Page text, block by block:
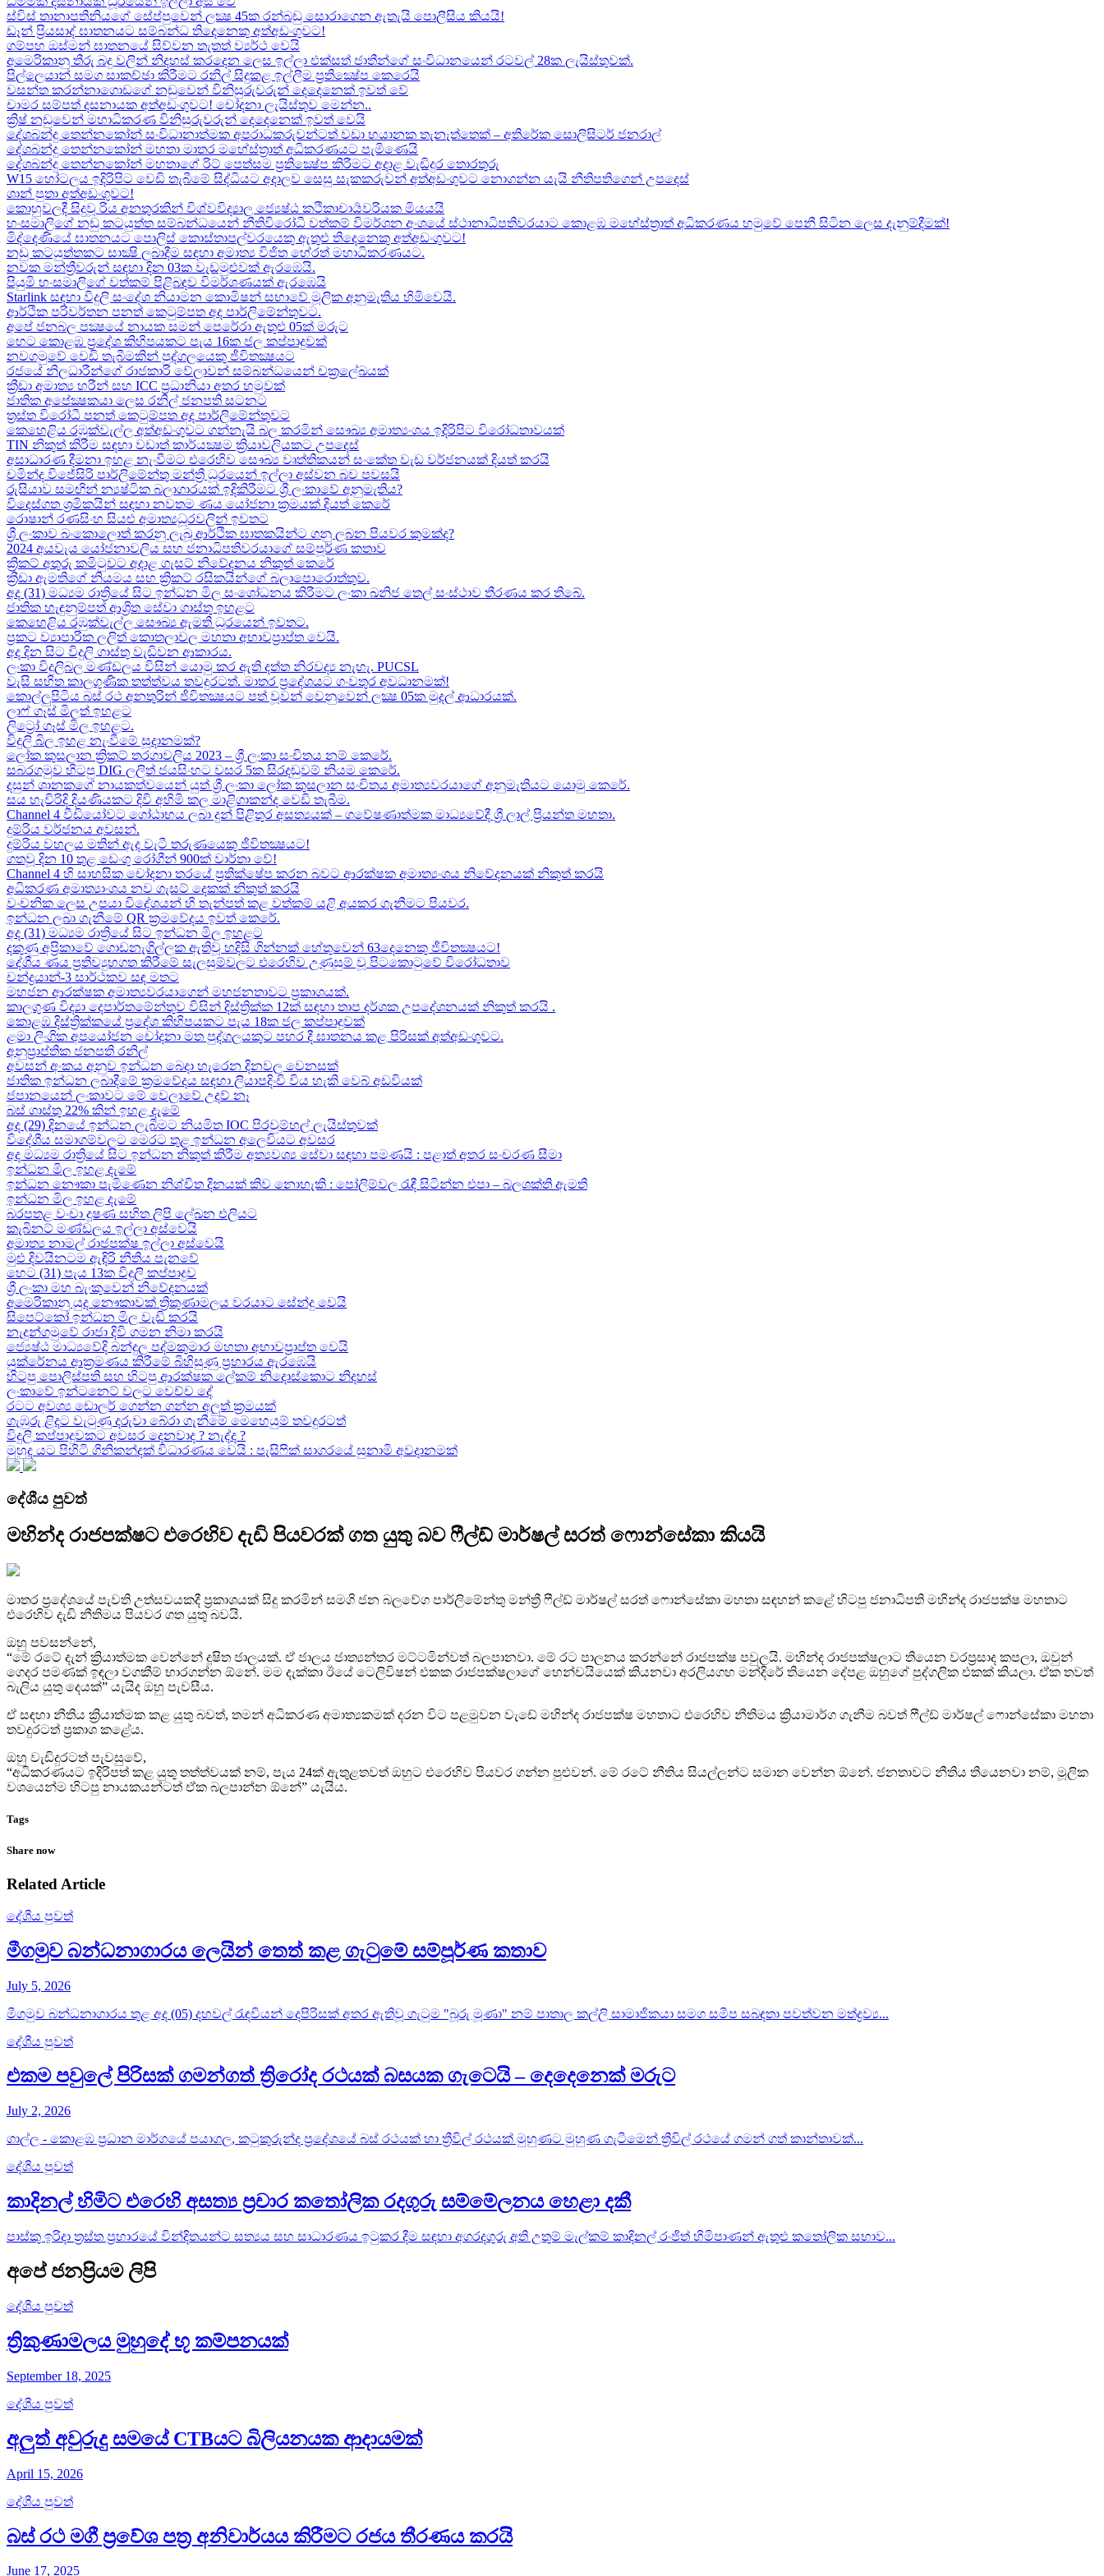
ස්විස් තානාපතිනියගේ සේප්පුවෙන් ලක්‍ෂ 45ක රන්බඩු සොරාගෙන ඇතැයි පොලීසිය කියයි!
ඩෑන් ප්‍රියසාද් ඝාතනයට සම්බන්ධ තිදෙනෙකු අත්අඩංගුවට​!
ගම්පහ ඔස්මන් ඝාතනයේ සිව්වන තැතත් ව්‍යර්ථ වෙයි
අමෙරිකානු තීරු බදු වලින් නිදහස් කරදෙන ලෙස ඉල්ලා එක්සත් ජාතීන්ගේ සංවිධානයෙන් රටවල් 28ක ලැයිස්තුවක්.
පිල්ලෙයාන් සමග සාකච්ඡා කිරීමට රනිල් සිදුකළ ඉල්ලීම ප්‍රතික්‍ෂේප කෙරෙයි
වසන්ත කරන්නාගොඩගේ නඩුවෙන් විනිසුරුවරුන් දෙදෙනෙක් ඉවත් වේ
චාමර සම්පත් දසනායක අත්අඩංගුවට​! චෝදනා ලැයිස්තුව මෙන්න​..
ක්‍රිෂ් නඩුවෙන් මහාධිකරණ විනිසුරුවරුන් දෙදෙනෙක් ඉවත් වෙයි
දේශබන්දු තෙන්නකෝන් සංවිධානාත්මක අපරාධකරුවන්ටත් වඩා භයානක තැනැත්තෙක් – අතිරේක සොලිසිටර් ජනරාල්
දේශබන්දු තෙන්නකෝන් මහතා මාතර මහේස්ත්‍රාත් අධිකරණයට පැමිණෙයි
දේශබන්දු තෙන්නකෝන් මහතාගේ රිට් පෙත්සම ප්‍රතික්‍ෂේප කිරීමට අදාළ වැඩිදුර තොරතුරු
W15 හෝටලය ඉදිරිපිට වෙඩි තැබීමේ සිද්ධියට අදාලව​ සෙසු සැකකරුවන් අත්අඩංගුවට නොගන්න යැයි නීතිපතිගෙන් උපදෙස්
ශාන් පුතා අත්අඩංගුවට!
කොහුවලදී සිදුවූ රිය අනතුරකින් විශ්වවිද්‍යාල ජ්‍යෙෂ්ඨ කථිකාචාර්‍යවරියක මියයයි
හංසමාලිගේ නඩු කටයුත්ත සම්බන්ධයෙන් නීතිවිරෝධී වත්කම් විමර්ශන අංශයේ ස්ථානාධිපතිවරයාට කොළඹ මහේස්ත්‍රාත් අධිකරණය හමුවේ පෙනී සිටින ලෙස දැනුම්දීමක්!
මිද්දෙණියේ ඝාතනයට පොලිස් කොස්තාපල්වරයෙකු ඇතුළු තිදෙනෙකු අත්අඩංගුවට​!
නඩු කටයුත්තකට සාක්‍ෂි ලබාදීම සඳහා අමාත්‍ය විජිත හේරත් මහාධිකරණයට​.
නවක මන්ත්‍රීවරුන් සඳහා දින 03ක වැඩමුළුවක් ඇරඹෙයි.
පියුමි හංසමාලිගේ වත්කම් පිළිබඳව විමර්ශණයක් ඇරඹෙයි
Starlink සඳහා විදුලි සංදේශ නියාමන කොමිෂන් සභාවේ මූලික අනුමැතිය හිමිවෙයි.
ආර්ථික පරිවර්තන පනත් කෙටුම්පත අද පාර්ලිමේන්තුවට.
අපේ ජනබල පක්‍ෂයේ නායක සමන් පෙරේරා ඇතුළු 05ක් මරුට​
හෙට කොළඹ ප්‍රදේශ කිහිපයකට පැය 16ක ජල කප්පාදුවක්
නවගමුවේ වෙඩි තැබීමකින් පුද්ගලයෙකු ජීවිතක්‍ෂයට​
රජයේ නිලධාරීන්ගේ රාජකාරි වේලාවන් සම්බන්ධයෙන් චක්‍රලේඛයක්
ක්‍රීඩා අමාත්‍ය හරීන් සහ​ ICC ප්‍රධානියා අතර හමුවක්
ජාතික අපේක්‍ෂකයා ලෙස රනිල් ජනපති සටනට​
ත්‍රස්ත විරෝධී පනත් කෙටුම්පත අද පාර්ලිමේන්තුවට​
කෙහෙළිය රඹුක්වැල්ල අත්අඩංගුවට ගන්නැයි බල කරමින් සෞඛ්‍ය අමාත්‍යංශය ඉදිරිපිට විරෝධතාවයක්
TIN නිකුත් කිරීම සඳහා වඩාත් කාර්යක්‍ෂම ක්‍රියාවලියකට උපදෙස්
අසාධාරණ දීමනා ඉහළ නැංවීමට එරෙහිව සෞඛ්‍ය වෘත්තිකයන් සංකේත වැඩ වර්ජනයක් දියත් කරයි
චමින්ද විජේසිරි පාර්ලිමේන්තු මන්ත්‍රී ධූරයෙන් ඉල්ලා අස්වන බව පවසයි
රුසියාව සමඟින් න්‍යෂ්ටික බලාගාරයක් ඉදිකිරීමට ශ්‍රී ලංකාවේ අනුමැතිය?
විදෙස්ගත ශ්‍රමිකයින් සඳහා නවතම ණය යෝජනා ක්‍රමයක් දියත් කෙරේ
රොෂාන් රණසිංහ සියළු අමාත්‍යධූරවලින් ඉවතට​
ශ්‍රී ලංකාව බංකොලොත් කරනු ලැබූ ආර්ථික ඝාතකයින්ට ගනු ලබන පියවර කුමක්ද​?
2024 අයවැය යෝජනාවලිය​ සහ ජනාධිපතිවරයාගේ සම්පූර්ණ කතාව​
ක්‍රිකට් අතුරු කමිටුවට අදාළ ගැසට් නිවේදනය නිකුත් කෙරේ
ක්‍රීඩා ඇමතිගේ නියමය​ සහ ක්‍රිකට් රසිකයින්ගේ බලාපොරොත්තුව.
අද (31) මධ්‍යම රාත්‍රියේ සිට ඉන්ධන මිල සංශෝධනය කිරීමට ලංකා ඛනිජ තෙල් සංස්ථාව තීරණය කර තිබේ.
ජාතික හැඳුනුම්පත් ආශ්‍රිත සේවා ගාස්තු ඉහළට
කෙහෙළිය රඹුක්වැල්ල සෞඛ්‍ය ඇමති ධූරයෙන් ඉවතට​.
ප්‍රකට ව්‍යාපාරික ලලිත් කොතලාවල මහතා අභාවප්‍රාප්ත වෙයි.
අද දින​ සිට විදුලි ගාස්තු වැඩිවන ආකාරය​.
ලංකා විදුලිබල මණ්ඩලය විසින් යොමු කර ඇති දත්ත නිරවද්‍ය නැහැ. PUCSL
වැසි සහිත කාලගුණික තත්ත්වය තවදුරටත්. මාතර ප්‍රදේශයට ගංවතුර අවධානමක්!
කොල්ලුපිටිය බස් රථ අනතුරින් ජීවිතක්‍ෂයට පත් වූවන් වෙනුවෙන් ලක්‍ෂ 05ක​ මුදල් ආධාරයක්​.
ලාෆ් ගෑස් මිලත් ඉහළට​
ලිට්‍රෝ ගෑස් මිල​ ඉහළට​.
විදුලි බිල ඉහළ නැංවීමේ සූදානමක්?
ලෝක කුසලාන ක්‍රිකට් තරගාවලිය 2023 – ශ්‍රී ලංකා සංචිතය නම් කෙරේ​.
සබරගමුව හිටපු DIG ලලිත් ජයසිංහට වසර 5ක සිරදඬුවම් නියම කෙරේ.
දසුන් ශානකගේ නායකත්වයෙන් යුත් ශ්‍රී ලංකා ලෝක කුසලාන සංචිතය අමාත්‍යවරයාගේ අනුමැතියට​ යොමු කෙරේ.
සය හැවිරිදි දියණියකට දිවි අහිමි කල මාළිගාකන්ද වෙඩි තැබීම​.
Channel 4 වීඩියෝවට ගෝඨාභය ලබා දුන් පිළිතුර අසත්‍යයක් – ගවේෂණාත්මක මාධ්‍යවේදී ශ්‍රී ලාල් ප්‍රියන්ත මහතා.
දුම්රිය වර්ජනය අවසන්.
දුම්රිය වහලය මතින් ඇද​ වැටී තරුණයෙකු ජීවිතක්‍ෂයට​!
ගතවූ දින 10 තුළ ඩෙංගු රෝගීන් 900ක් වාර්තා වේ!
Channel 4 හි සාහසික චෝදනා තරයේ ප්‍රතික්ෂේප කරන බවට ආරක්ෂක අමාත්‍යංශය නිවේදනයක් නිකුත් කරයි
අධිකරණ අමාත්‍යාංශය නව ගැසට් දෙකක් නිකුත් කරයි
වංචනික ලෙස උපයා විදේශයන් හි තැන්පත් කළ​ වත්කම් යළි අයකර ගැනීමට පියවර​.
ඉන්ධන ලබා ගැනීමේ QR ක්‍රමවේදය ඉවත් කෙරේ.
අද (31) මධ්‍යම රාත්‍රියේ සිට ඉන්ධන මිල ඉහළට
දකුණු අප්‍රිකාවේ ගොඩනැගිල්ලක ඇතිවූ හදිසි ගින්නක් හේතුවෙන් 63දෙනෙකු ජීවිතක්‍ෂයට​!
දේශීය​ ණය ප්‍රතිව්‍යුහගත කිරීමේ සැලසුම්වලට එරෙහිව උණුසුම් වූ පිටකොටුවේ විරෝධතාව
චන්ද්‍රයාන්-3 සාර්ථකව සඳ මතට​
මහජන ආරක්ෂක අමාත්‍යවරයාගෙන් මහජනතාවට ප්‍රකාශයක්.
කාලගුණ විද්‍යා දෙපාර්තමේන්තුව විසින් දිස්ත්‍රික්ක 12ක් සඳහා තාප දර්ශක උපදේශනයක් නිකුත් කරයි .
කොළඹ දිස්ත්‍රික්කයේ ප්‍රදේශ කිහිපයකට පැය 18ක ජල කප්පාදුවක්
ළමා ලිංගික අපයෝජන චෝදනා මත පුද්ගලයකුට පහර දී ඝාතනය කළ පිරිසක් අත්අඩංගුවට.
අනුප්‍රාප්තික ජනපති රනිල්
අවසන් අංකය අනුව ඉන්ධන බෙදා හැරෙන දිනවල වෙනසක්
ජාතික ඉන්ධන ලබාදීමේ ක්‍රමවේදය සඳහා ලියාපදිංචි විය හැකි වෙබ් අඩවියක්
ජපානයෙන් ලංකාවට මේ වෙලාවේ උදව් නෑ
බස් ගාස්තු 22% කින් ඉහළ දැමේ
අද (29) දිනයේ ඉන්ධන ලැබීමට නියමිත IOC පිරවුම්හල් ලැයිස්තුවක්
විදේශීය සමාගම්වලට මෙරට තුළ ඉන්ධන අලෙවියට අවසර
අද මධ්‍යම රාත්‍රියේ සිට ඉන්ධන නිකුත් කිරීම අත්‍යවශ්‍ය සේවා සඳහා පමණයි : පළාත් අතර සංචරණ සීමා
ඉන්ධන මිල ඉහළ දැමේ
ඉන්ධන නෞකා පැමිණෙන නිශ්චිත දිනයක් කිව නොහැකි : පෝලිම්වල රැඳී සිටින්න එපා – බලශක්ති ඇමති
ඉන්ධන මිල ඉහළ දැමේ
බරපතළ වංචා දූෂණ සහිත ලිපි ලේඛන එලියට
කැබිනට් මණ්ඩලය ඉල්ලා අස්වෙයි
අමාත්‍ය නාමල් රාජපක්ෂ ඉල්ලා අස්වෙයි
මුළු දිවයිනටම ඇඳිරි නීතිය පැනවේ
හෙට (31) පැය 13ක විදුලි කප්පාදුව
ශ්‍රී ලංකා මහ බැංකුවෙන් නිවේදනයක්
අමෙරිකානු යුද නෞකාවක් ත්‍රිකුණාමලය වරයාට සේන්දු වෙයි
සිපෙට්කෝ ඉන්ධන මිල වැඩි කරයි
නැදුන්ගමුවේ රාජා දිවි ගමන නිමා කරයි
ජ්‍යෙෂ්ඨ මාධ්‍යවේදි බන්දුල පද්මකුමාර මහතා අභාවප්‍රාප්ත වෙයි
යුක්රේනය ආක්‍රමණය කිරීමේ බිහිසුණු ප්‍රහාරය ඇරඹෙයි
හිටපු පොලිස්පති සහ හිටපු ආරක්ෂක ලේකම් නිදොස්කොට නිදහස්
ලංකාවේ ඉන්ටනෙට් වලට වෙච්ච දේ
රටට අවශ්‍ය ඩොලර් ගෙන්න ගන්න අලුත් ක්‍රමයක්
ගැඹුරු ළිදට වැටුණු දරුවා බේරා ගැනීමේ මෙහෙයුම් තවදුරටත්
විදුලි කප්පාදුවකට අවසර දෙනවාද ? නැද්ද ?
මුහුද යට පිහිටි ගිනිකන්දක් විධාරණය වෙයි : පැසිෆික් සාගරයේ සුනාමි අවදානමක්
දේශීය පුවත්
මහින්ද රාජපක්ෂට එරෙහිව දැඩි පියවරක් ගත යුතු බව ෆීල්ඩ් මාර්ෂල් සරත් ෆොන්සේකා කියයි
මාතර ප්‍රදේශයේ පැවති උත්සවයකදී ප්‍රකාශයක් සිදු කරමින් සමගි ජන බලවේග පාර්ලිමේන්තු මන්ත්‍රී ෆීල්ඩ් මාර්ෂල් සරත් ෆොන්සේකා මහතා සඳහන් කළේ හිටපු ජනාධිපති මහින්ද රාජපක්ෂ මහතාට
එරෙහිව දැඩි නීතිමය පියවර ගත යුතු බවයි.
ඔහු පවසන්නේ,
“මේ රටේ දැන් ක්‍රියාත්මක වෙන්නේ දූෂිත ජාලයක්. ඒ ජාලය ජාත්‍යන්තර මට්ටමින්වත් බලපානවා. මේ රට පාලනය කරන්නේ රාජපක්ෂ පවුලයි. මහින්ද රාජපක්ෂලාට තියෙන වරප්‍රසාද කපලා, ඔවුන්
ගෙදර පමණක් ඉඳලා වගකීම් භාරගන්න ඕනේ. මම දැක්කා ඊයේ ටෙලිවිෂන් එකක රාජපක්ෂලාගේ හෙන්චයියෙක් කියනවා අරලියගහ මන්දිරේ තියෙන දේපළ ඔහුගේ පුද්ගලික එකක් කියලා. ඒක තවත්
බැලිය යුතු දෙයක්” යැයිද ඔහු පැවසීය.
ඒ සඳහා නීතිය ක්‍රියාත්මක කළ යුතු බවත්, තමන් අධිකරණ අමාත්‍යකමක් දරන විට පළමුවන වැඩේ මහින්ද රාජපක්ෂ මහතාට එරෙහිව නීතිමය ක්‍රියාමාර්ග ගැනීම බවත් ෆීල්ඩ් මාර්ෂල් ෆොන්සේකා මහතා
තවදුරටත් ප්‍රකාශ කළේය.
ඔහු වැඩිදුරටත් පැවසුවේ,
“අධිකරණයට ඉදිරිපත් කළ යුතු තත්ත්වයක් නම්, පැය 24ක් ඇතුළතවත් ඔහුට එරෙහිව පියවර ගන්න පුළුවන්. මේ රටේ නීතිය සියල්ලන්ට සමාන වෙන්න ඕනේ. ජනතාවට නීතිය තියෙනවා නම්, මූලික
වශයෙන්ම හිටපු නායකයන්ටත් ඒක බලපාන්න ඕනේ” යැයිය.
Tags
Share now
Related Article
දේශීය පුවත්
මීගමුව බන්ධනාගාරය ලෙයින් තෙත් කළ ගැටුමේ සම්පූර්ණ කතාව
July 5, 2026
මීගමුව බන්ධනාගාරය තුළ අද (05) දහවල් රැඳවියන් දෙපිරිසක් අතර ඇතිවූ ගැටුම "බූරු මූණා" නම් පාතාල කල්ලි සාමාජිකයා සමග සමීප සබඳතා පවත්වන මත්ද්‍රව්‍ය...
දේශීය පුවත්
එකම පවුලේ පිරිසක් ගමන්ගත් ත්‍රිරෝද රථයක් බසයක ගැටෙයි – දෙදෙනෙක් මරුට
July 2, 2026
ගාල්ල - කොළඹ ප්‍රධාන මාර්ගයේ පයාගල, කටුකුරුන්ද ප්‍රදේශයේ බස් රථයක් හා ත්‍රීවිල් රථයක් මුහුණට මුහුණ ගැටීමෙන් ත්‍රීවිල් රථයේ ගමන් ගත් කාන්තාවක්...
දේශීය පුවත්
කාදිනල් හිමිට එරෙහි අසත්‍ය ප්‍රචාර කතෝලික රදගුරු සම්මේලනය හෙළා දකී
පාස්කු ඉරිදා ත්‍රස්ත ප්‍රහාරයේ වින්දිතයන්ට සත්‍යය සහ සාධාරණය ඉටුකර දීම සඳහා අගරදගුරු අති උතුම් මැල්කම් කාදිනල් රංජිත් හිමිපාණන් ඇතුළු කතෝලික සභාව...
අපේ ජනප්‍රියම ලිපි
දේශීය පුවත්
ත්‍රිකුණාමලය මුහුදේ භූ කම්පනයක්
September 18, 2025
දේශීය පුවත්
අලුත් අවුරුදු සමයේ CTBයට බිලියනයක ආදායමක්
April 15, 2026
දේශීය පුවත්
බස් රථ මගී ප්‍රවේශ පත්‍ර අනිවාර්යය කිරීමට රජය තීරණය කරයි
June 17, 2025